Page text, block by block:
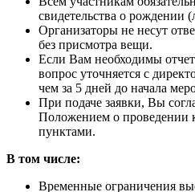
свидетельства о рождении
Организаторы не несут
без присмотра вещи.
Если Вам необходимы
вопрос уточняется с
чем за 5 дней до начала
При подаче заявки, Вы
Положением о проведении
пунктами.
В том числе:
Временные ограничения